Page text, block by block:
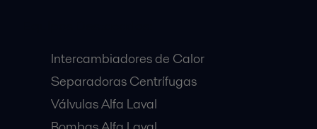
Intercambiadores de Calor
Separadoras Centrífugas
Válvulas Alfa Laval